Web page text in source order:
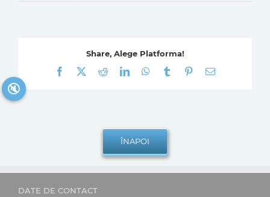
Share, Alege Platforma!
Facebook
RedditLinkedInWhatsApp
Tumblr Pinterest
E-
DATE DE CONTACT
🔇